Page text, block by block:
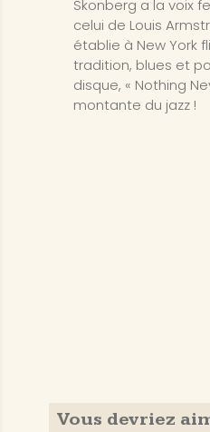
Skonberg a la voix
celui de Louis
établie à New York
tradition, blues et
disque, « Nothing
montante du jazz !
Vous devriez